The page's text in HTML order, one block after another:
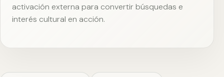
activación externa para convertir búsquedas e
interés cultural en acción.